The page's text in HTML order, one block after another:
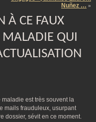
Nuñez … »
À CE FAUX
MALADIE QUI
maladie est très souvent la
mails frauduleux, usurpant
dossier, sévit en ce moment.